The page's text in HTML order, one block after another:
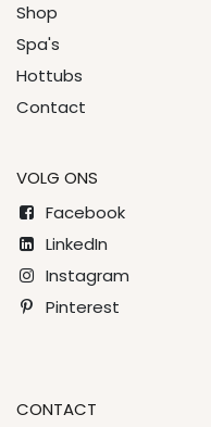
Shop
Spa's
Hottubs
Contact
VOLG ONS
Facebook
LinkedIn
Instagram
Pinterest
CONTACT